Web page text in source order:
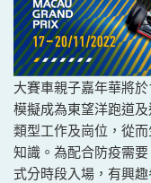
大賽車親子嘉年華將
模擬成為東望洋跑道
類型工作及崗位，從
知識。為配合防疫需
式分時段入場，有興